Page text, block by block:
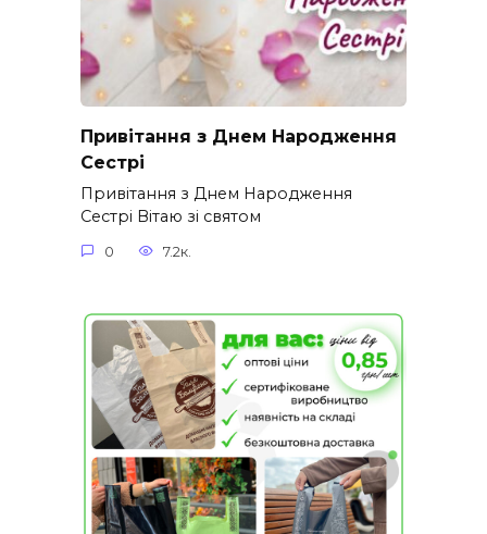
Привітання з Днем Народження
Сестрі
Привітання з Днем Народження
Сестрі Вітаю зі святом
0 7.2к.